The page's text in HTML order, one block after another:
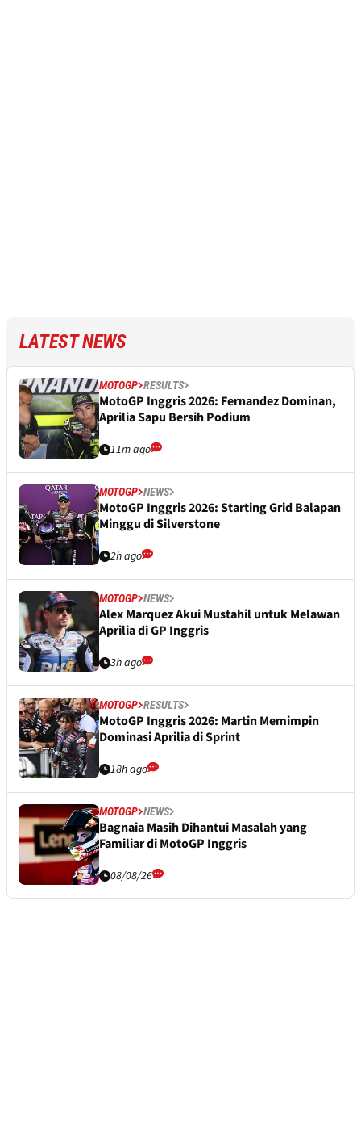
LATEST NEWS
MOTOGP RESULTS
MotoGP Inggris 2026: Fernandez Dominan,
Aprilia Sapu Bersih Podium
11m ago
MOTOGP NEWS
MotoGP Inggris 2026: Starting Grid Balapan
Minggu di Silverstone
2h ago
MOTOGP NEWS
Alex Marquez Akui Mustahil untuk Melawan
Aprilia di GP Inggris
3h ago
MOTOGP RESULTS
MotoGP Inggris 2026: Martin Memimpin
Dominasi Aprilia di Sprint
18h ago
MOTOGP NEWS
Bagnaia Masih Dihantui Masalah yang
Familiar di MotoGP Inggris
08/08/26